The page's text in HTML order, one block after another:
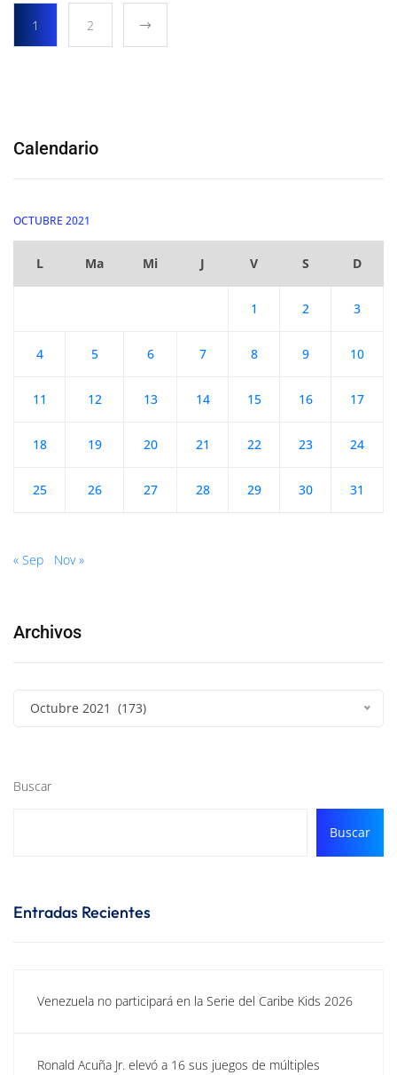
1 2
Calendario
OCTUBRE 2021
L Ma Mi J V S D
1 2 3
4 5 6 7 8 9 10
11 12 13 14 15 16 17
18 19 20 21 22 23 24
25 26 27 28 29 30 31
« Sep Nov »
Archivos
Octubre 2021 (173)
Buscar
Buscar
Entradas Recientes
Venezuela no participará en la Serie del Caribe Kids 2026
Ronald Acuña Jr. elevó a 16 sus juegos de múltiples